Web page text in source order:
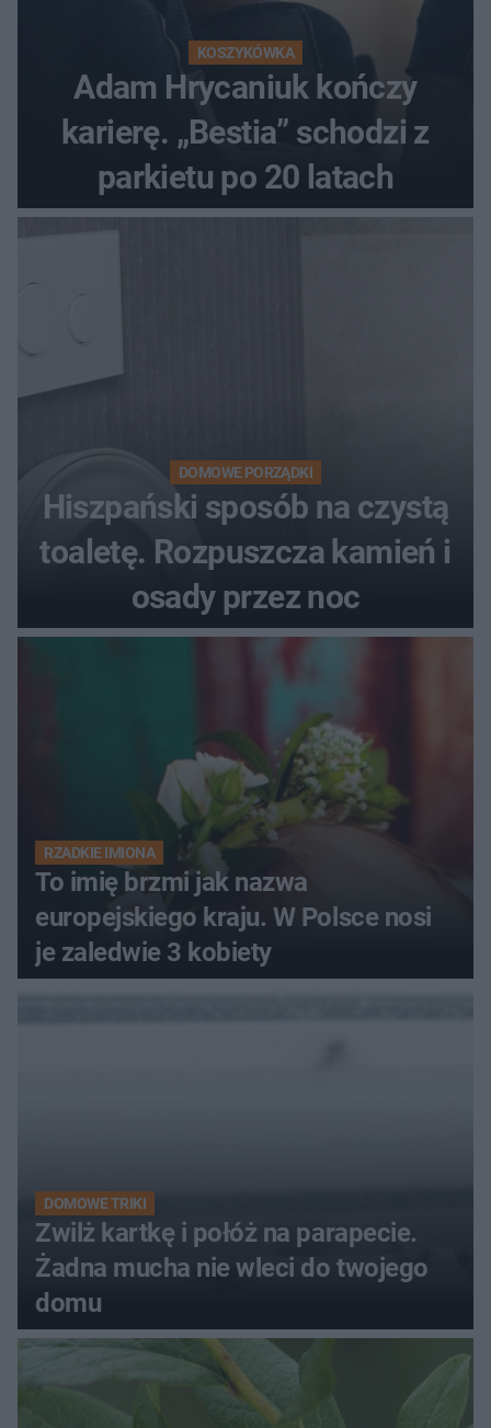
KOSZYKÓWKA
Adam Hrycaniuk kończy
karierę. „Bestia” schodzi z
parkietu po 20 latach
DOMOWE PORZĄDKI
Hiszpański sposób na czystą
toaletę. Rozpuszcza kamień i
osady przez noc
RZADKIE IMIONA
To imię brzmi jak nazwa
europejskiego kraju. W Polsce nosi
je zaledwie 3 kobiety
DOMOWE TRIKI
Zwilż kartkę i połóż na parapecie.
Żadna mucha nie wleci do twojego
domu